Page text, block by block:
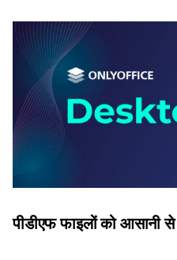
पीडीएफफाइलोंकोआसानीसे